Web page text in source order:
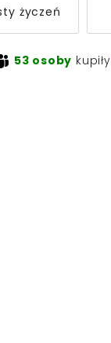
życzeń
53 osoby kupiły